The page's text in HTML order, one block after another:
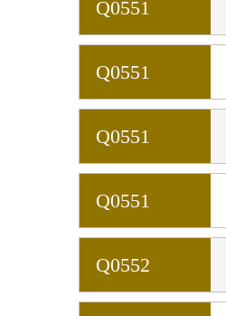
Q0551
Q0551
Q0551
Q0551
Q0552